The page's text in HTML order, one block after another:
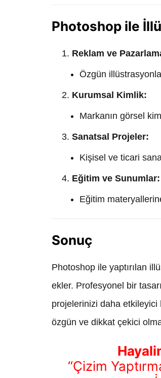
Photoshop ile
Reklam ve
Özgün
Kurumsal Kimlik:
Markanın görsel
Sanatsal Projeler:
Kişisel ve ticari
Eğitim ve Sunumlar:
Eğitim
Sonuç
Photoshop ile yaptırılan
ekler. Profesyonel bir
projelerinizi daha etkileyici
özgün ve dikkat çekici
“Çizim